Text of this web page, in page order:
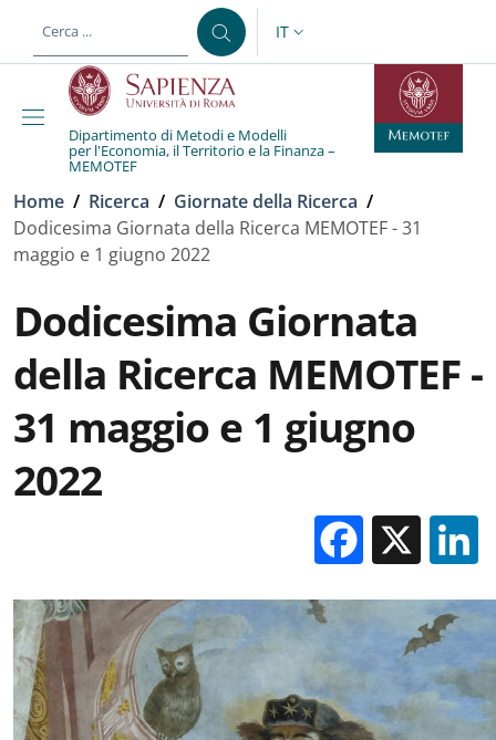
al contenuto principale
SELETTORE LINGUA:
IT
Dipartimento di Metodi e Modelli
per l'Economia, il Territorio e la Finanza –
MEMOTEF
Briciole di pane
Home / Ricerca / Giornate della Ricerca /
Dodicesima Giornata della Ricerca MEMOTEF - 31
maggio e 1 giugno 2022
Dodicesima Giornata
della Ricerca MEMOTEF -
31 maggio e 1 giugno
2022
X